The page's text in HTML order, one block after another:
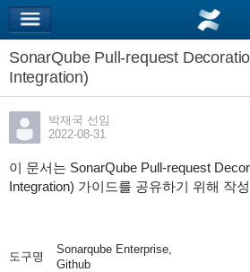
SonarQube Pull-request
Integration)
박재국 선임
2022-08-31
이 문서는 SonarQube Pull-request
Integration) 가이드를 공유하기 위해 작
도구명
Sonarqube Enterprise,
Github